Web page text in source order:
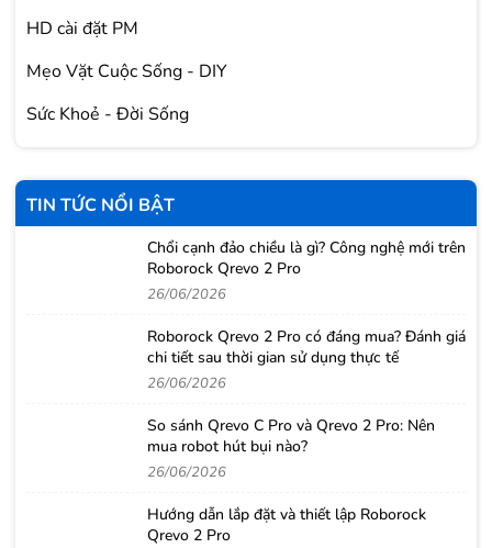
HD cài đặt PM
Mẹo Vặt Cuộc Sống - DIY
Sức Khoẻ - Đời Sống
TIN TỨC NỔI BẬT
Chổi cạnh đảo chiều là gì? Công nghệ mới trên
Roborock Qrevo 2 Pro
26/06/2026
Roborock Qrevo 2 Pro có đáng mua? Đánh giá
chi tiết sau thời gian sử dụng thực tế
26/06/2026
So sánh Qrevo C Pro và Qrevo 2 Pro: Nên
mua robot hút bụi nào?
26/06/2026
Hướng dẫn lắp đặt và thiết lập Roborock
Qrevo 2 Pro